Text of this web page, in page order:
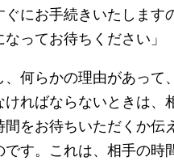
にお手続きいたします
ってお待ちください」
何らかの理由があって
ければならないときは、
間をお待ちいただくか伝
です。これは、相手の時